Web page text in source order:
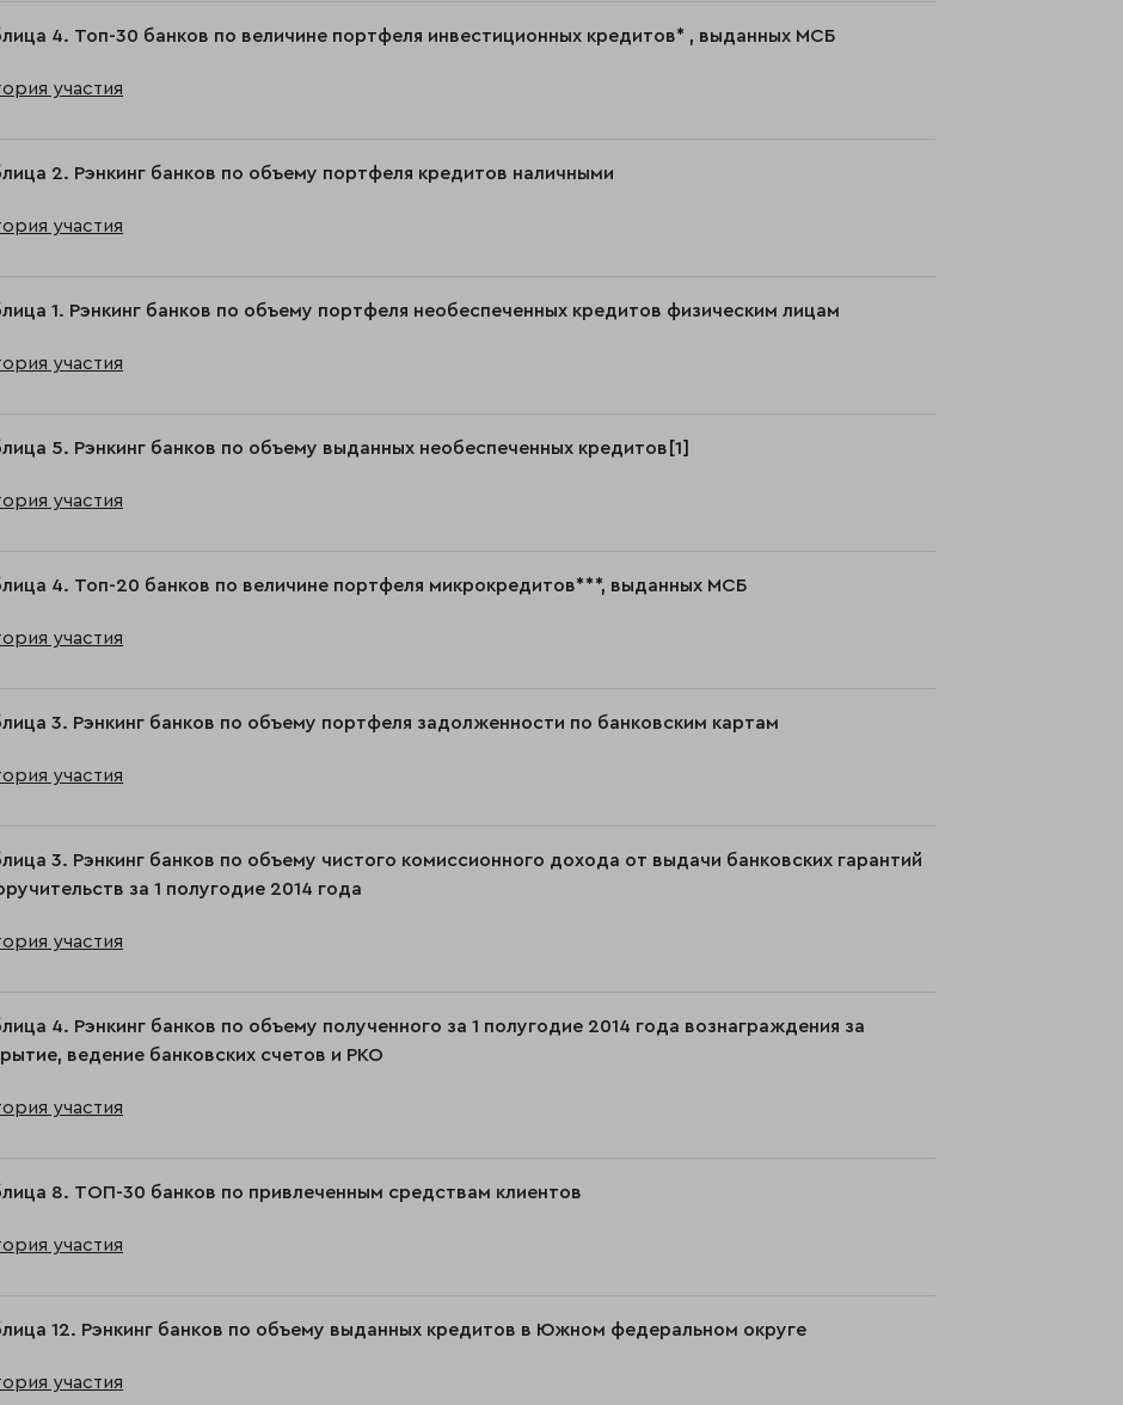
4. Топ-30 банков по величине портфеля инвестиционных кредитов* , выданных МСБ
участия
2. Рэнкинг банков по объему портфеля кредитов наличными
участия
1. Рэнкинг банков по объему портфеля необеспеченных кредитов физическим лицам
участия
5. Рэнкинг банков по объему выданных необеспеченных кредитов[1]
участия
4. Топ-20 банков по величине портфеля микрокредитов***, выданных МСБ
участия
3. Рэнкинг банков по объему портфеля задолженности по банковским картам
участия
3. Рэнкинг банков по объему чистого комиссионного дохода от выдачи банковских гарантий
за 1 полугодие 2014 года
участия
4. Рэнкинг банков по объему полученного за 1 полугодие 2014 года вознаграждения за
ведение банковских счетов и РКО
участия
8. ТОП-30 банков по привлеченным средствам клиентов
участия
12. Рэнкинг банков по объему выданных кредитов в Южном федеральном округе
участия